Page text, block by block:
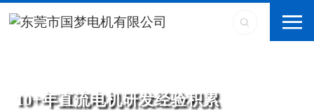
10+年直流电机研发经验积累